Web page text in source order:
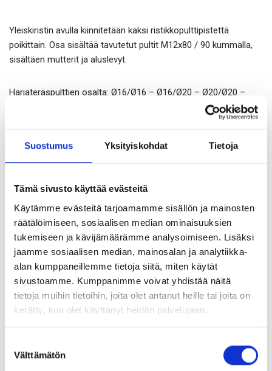
Suostumus Yksityiskohdat Tietoja
Tämä sivusto käyttää evästeitä
Käytämme evästeitä tarjoamamme sisällön ja mainosten
räätälöimiseen, sosiaalisen median ominaisuuksien
tukemiseen ja kävijämäärämme analysoimiseen. Lisäksi
jaamme sosiaalisen median, mainosalan ja analytiikka-
alan kumppaneillemme tietoja siitä, miten käytät
sivustoamme. Kumppanimme voivat yhdistää näitä
tietoja muihin tietoihin, joita olet antanut heille tai joita on
kerätty, kun olet käyttänyt heidän palvelujaan.
valinta
Välttämätön
Yleiskiristin avulla kiinnitetään kaksi ristikkopulttipistettä
poikittain. Osa sisältää tavutetut pultit M12x80 / 90 kummalla,
sisältäen mutterit ja aluslevyt.
Harjateräspulttien osalta: Ø16/Ø16 – Ø16/Ø20 – Ø20/Ø20 –
Ø20/Ø25 – Ø25/Ø25. Merkityksellinen teknisten pulttien
Tekniset tiedot löytyvät tuotetiedosta ja esiteestä.
Tuotetiedot
Article no Description
178000055 Rebar brackett Ø16-Ø25 Pc-Coat
Tutustu myös